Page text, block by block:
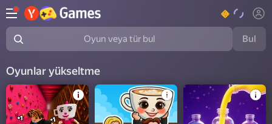
Oyun veya tür bul Bul
Oyunlar yükseltme